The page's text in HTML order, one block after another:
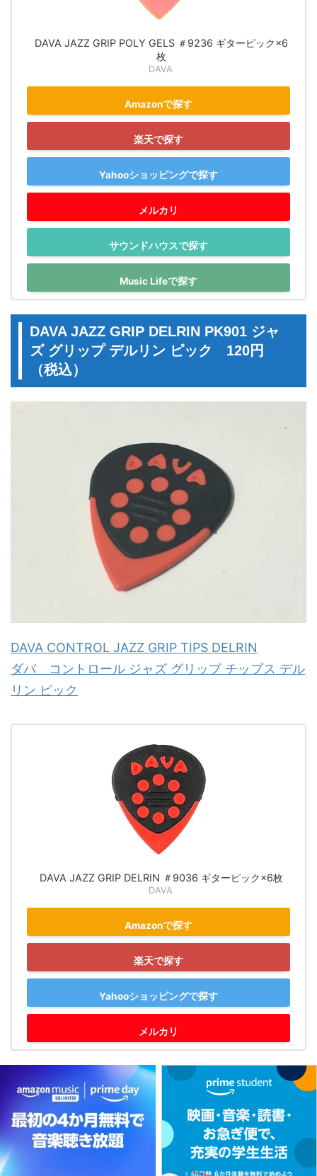
DAVA JAZZ GRIP POLY GELS ＃9236 ギターピック×6
枚
DAVA
Amazonで探す
楽天で探す
Yahooショッピングで探す
メルカリ
サウンドハウスで探す
Music Lifeで探す
DAVA JAZZ GRIP DELRIN PK901 ジャ
ズ グリップ デルリン ピック 120円
（税込）
DAVA CONTROL JAZZ GRIP TIPS DELRIN
ダバ コントロール ジャズ グリップ チップス デル
リン ピック
DAVA JAZZ GRIP DELRIN ＃9036 ギターピック×6枚
DAVA
Amazonで探す
楽天で探す
Yahooショッピングで探す
メルカリ